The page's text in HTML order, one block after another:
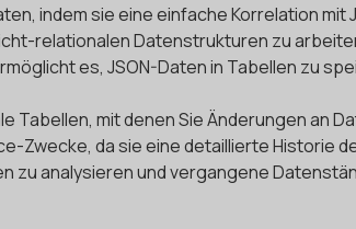
indem sie eine einfache Korrelation mit
relationalen Datenstrukturen zu
es, JSON-Daten in Tabellen zu
Tabellen, mit denen Sie Änderungen an
Zwecke, da sie eine detaillierte Historie
analysieren und vergangene